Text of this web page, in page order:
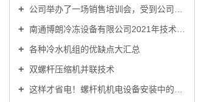
公司举办了一场销售培训会，受到公司一致好评！
南通博朗冷冻设备有限公司2021年技术交流会圆满收官
各种冷水机组的优缺点大汇总
双螺杆压缩机并联技术
这样才省电！螺杆机机电设备安装中的门道，你不可不知